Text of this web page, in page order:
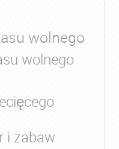
wolnego
wolnego
i zabaw